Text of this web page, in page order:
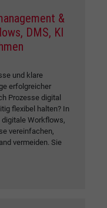
&
DMS, KI
und klare
erfolgreicher
Prozesse digital
flexibel halten? In
Workflows,
vereinfachen,
vermeiden. Sie